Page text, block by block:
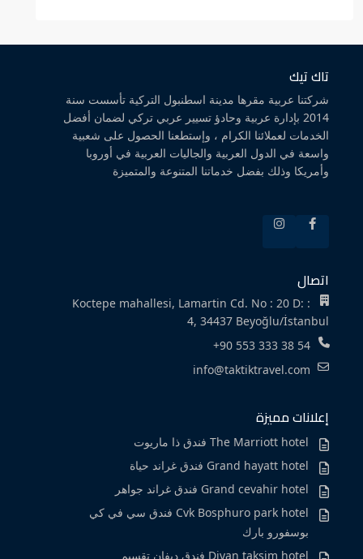
تاك تيك
شركتنا عربية مقرها مدينة اسطنبول التركية تأسست سنة
2014 بإدارة عربية وحادؤ تسيير عربي تركي لضمان أفضل
الخدمات لعملائنا الكرام ، وإستطعنا الحصول على شعبية
واسعة في الدول العربية والجاليات العربية في أوروبا
وأمريكا وذلك بفضل خدماتنا المتنوعة والمتميزة
اتصال
Koctepe mahallesi, Lamartin Cd. No : 20 D: :
4, 34437 Beyoğlu/İstanbul
+90 553 333 38 54
info@taktiktravel.com
إعلانات مميزة
The Marriott hotel فندق ذا ماريوت
Grand hayatt hotel فندق غراند حياة
Grand cevahir hotel فندق غراند جواهر
Cvk Bosphuro park hotel فندق سي في كي
بوسفورو بارك
Divan taksim hotel فندق ديفان تقسيم